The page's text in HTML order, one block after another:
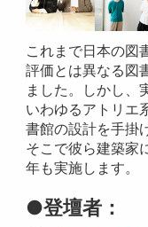
これまで日本の図
評価とは異なる図
ました。しかし、
いわゆるアトリエ
書館の設計を手掛
そこで彼ら建築家
年も実施します。
●登壇者：